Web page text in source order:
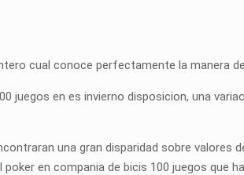
cual conoce perfectamente la manera
juegos en es invierno disposicion, una
una gran disparidad sobre
en compania de bicis 100 juegos